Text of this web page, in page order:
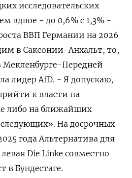
исследовательских
вдвое - до 0,6% с 1,3% -
ВВП Германии на 2026
в ‌Саксонии-Анхальт, то,
Мекленбурге-Передней
лидер AfD. - Я допускаю,
к власти на
либо на ближайших
На досрочных
года Альтернатива ​для
‌Die Linke совместно
в Бундестаге.